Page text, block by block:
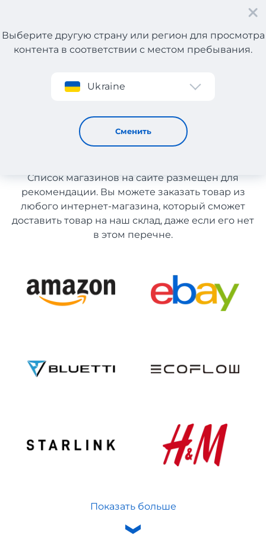
Регистрация
Выберите другую страну или регион для просмотра
контента в соответствии с местом пребывания.
Ukraine
Сменить
Витамины для глаз и зрения с Греции
Витамины для глаз и зрения
с Греции
Список магазинов на сайте размещен для
рекомендации. Вы можете заказать товар из
любого интернет-магазина, который сможет
доставить товар на наш склад, даже если его нет
в этом перечне.
Показать больше